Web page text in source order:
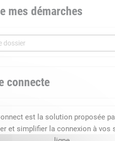
mes démarches
connecte
est la solution proposée
et simplifier la connexion à vos